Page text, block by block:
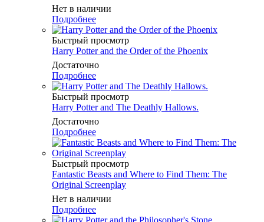
Нет в наличии
Подробнее
Быстрый просмотр
Harry Potter and the Order of the Phoenix
Достаточно
Подробнее
Быстрый просмотр
Harry Potter and The Deathly Hallows.
Достаточно
Подробнее
Быстрый просмотр
Fantastic Beasts and Where to Find Them: The
Original Screenplay
Нет в наличии
Подробнее